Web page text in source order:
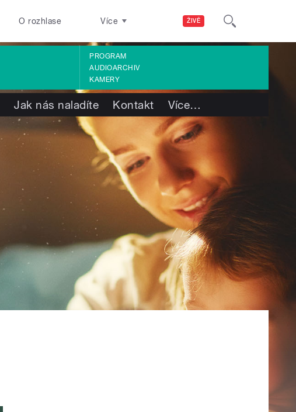
ŽIVĚ
O rozhlase Více
PROGRAM
AUDIOARCHIV
KAMERY
Jak nás naladíte Kontakt Více…